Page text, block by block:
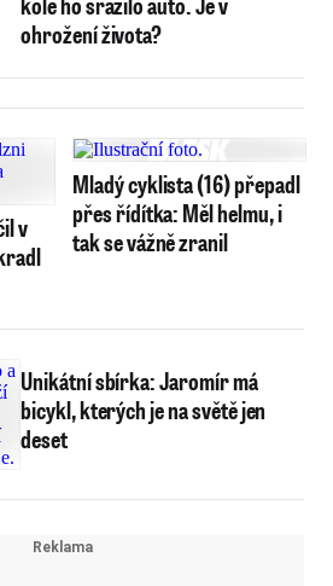
ohrožení života?
v
Mladý cyklista (16) přepadl
přes řídítka: Měl helmu, i
tak se vážně zranil
Unikátní sbírka: Jaromír má
bicykl, kterých je na světě jen
deset